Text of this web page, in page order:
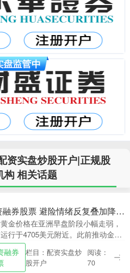
资实盘炒股开户|正规股
构 相关话题
融资融券股票 避险情绪反复叠加降息预期博弈，黄金冲高回落
金价格在亚洲早盘阶段小幅走弱，
行于4705美元附近。此前推动金价
涨的核心逻辑——地缘冲突带来的
需求——在短期内出现降温迹象。美
伊朗达成....
融券
栏目：配资实盘炒
股开户
阅读：
70